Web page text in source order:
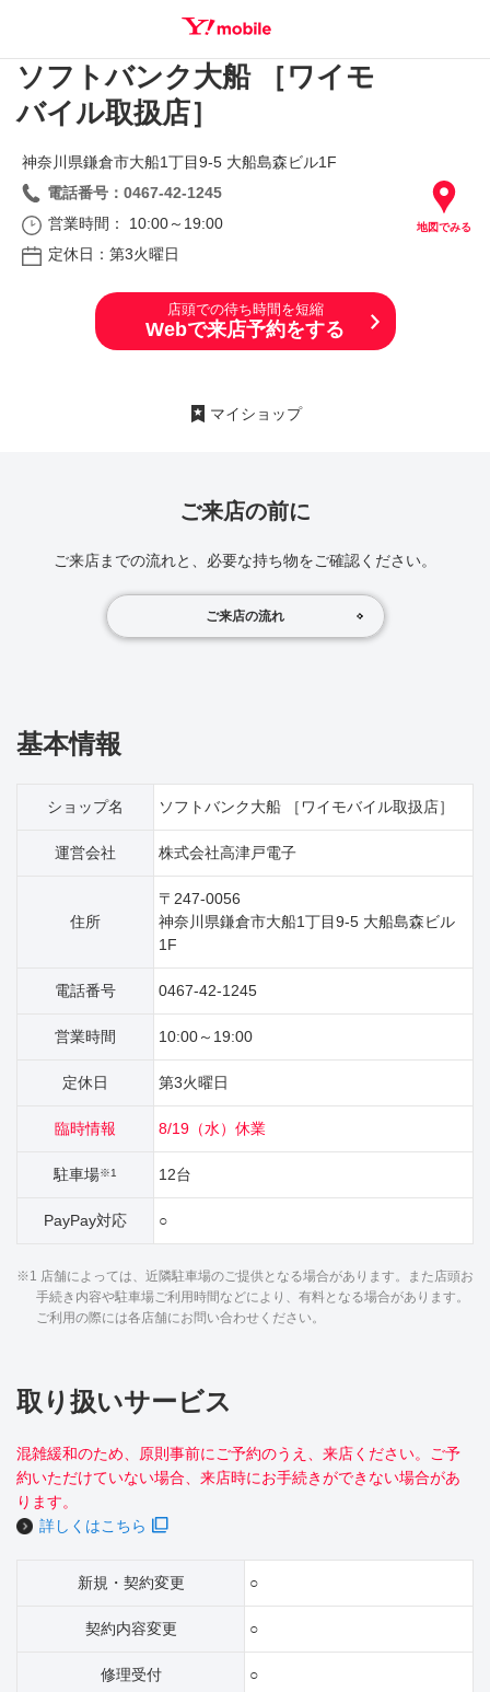
SEARCH
ソフトバンク大船 ［ワイモ
バイル取扱店］
地図でみる
神奈川県鎌倉市大船1丁目9‐5 大船島森ビル1F
電話番号：0467-42-1245
営業時間： 10:00～19:00
定休日：第3火曜日
店頭での待ち時間を短縮
Webで来店予約をする
マイショップ
ご来店の前に
ご来店までの流れと、必要な持ち物をご確認ください。
ご来店の流れ
基本情報
ショップ名 ソフトバンク大船 ［ワイモバイル取扱店］
運営会社 株式会社高津戸電子
住所
〒247-0056
神奈川県鎌倉市大船1丁目9‐5 大船島森ビル
1F
電話番号 0467-42-1245
営業時間 10:00～19:00
定休日 第3火曜日
臨時情報 8/19（水）休業
駐車場※1 12台
PayPay対応 ○
※1 店舗によっては、近隣駐車場のご提供となる場合があります。また店頭お
手続き内容や駐車場ご利用時間などにより、有料となる場合があります。
ご利用の際には各店舗にお問い合わせください。
取り扱いサービス
混雑緩和のため、原則事前にご予約のうえ、来店ください。ご予
約いただけていない場合、来店時にお手続きができない場合があ
ります。
詳しくはこちら
新規・契約変更 ○
契約内容変更 ○
修理受付 ○